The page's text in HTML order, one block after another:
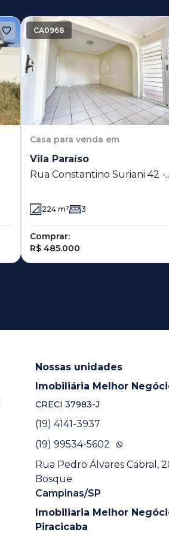
CA0968
Casa para venda em
Vila Paraíso
Rua Constantino Suriani 42 -
224 m² 3
Comprar:
R$ 485.000
Nossas unidades
Imobiliária Melhor
CRECI 37983-J
(19) 4141-3937
(19) 99534-5602
Rua Pedro Álvares Cabral,
Bosque
Campinas/SP
Imobiliaria Melhor
Piracicaba